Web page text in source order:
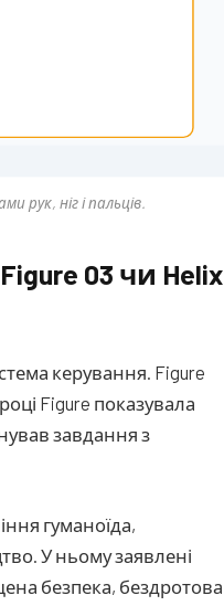
рук, ніг і пальців.
03 чи Helix
керування. Figure
Figure показувала
завдання з
гуманоїда,
У ньому заявлені
безпека, бездротова